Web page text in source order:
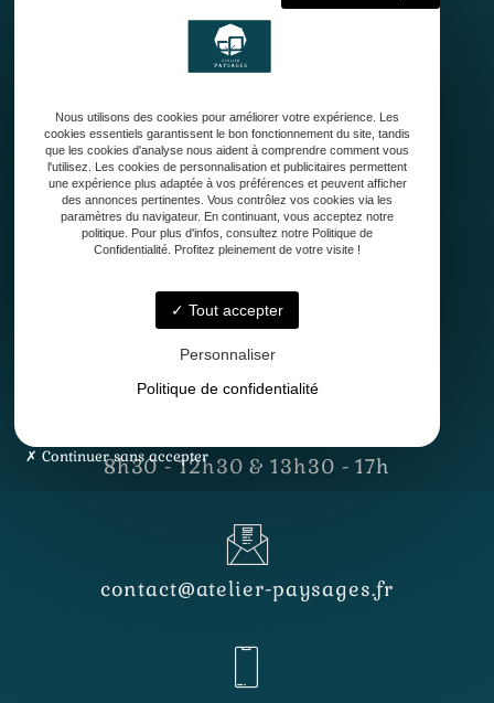
Accueil
Qui sommes-nous ?
Conception
Entretien de jardin
Contact
33127 Saint-Jean-d'Illac
8h30 - 12h30 & 13h30 - 17h
contact@atelier-paysages.fr
Nous utilisons des cookies pour améliorer votre expérience. Les
cookies essentiels garantissent le bon fonctionnement du site, tandis
que les cookies d'analyse nous aident à comprendre comment vous
l'utilisez. Les cookies de personnalisation et publicitaires permettent
une expérience plus adaptée à vos préférences et peuvent afficher
des annonces pertinentes. Vous contrôlez vos cookies via les
paramètres du navigateur. En continuant, vous acceptez notre
politique. Pour plus d'infos, consultez notre Politique de
Confidentialité. Profitez pleinement de votre visite !
Tout accepter
Personnaliser
Politique de confidentialité
Continuer sans accepter